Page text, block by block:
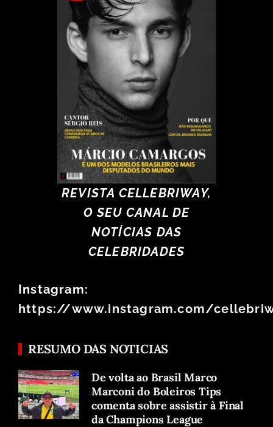
REVISTA CELLEBRIWAY,
O SEU CANAL DE
NOTÍCIAS DAS
CELEBRIDADES
Instagram:
https://www.instagram.com/
RESUMO DAS NOTICIAS
De volta ao Brasil Marco
Marconi do Boleiros Tips
comenta sobre assistir à Final
da Champions League